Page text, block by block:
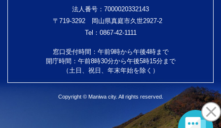
法人番号：7000020332143
〒719-3292 岡山県真庭市久世2927-2
Tel：0867-42-1111
窓口受付時間：午前9時から午後4時まで
開庁時間：午前8時30分から午後5時15分まで
（土日、祝日、年末年始を除く）
Copyright © Maniwa city. All rights reserved.